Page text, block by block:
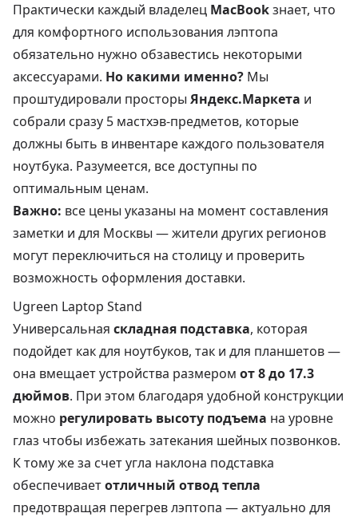
Практически каждый владелец MacBookзнает, что
для комфортного использования лэптопа
обязательно нужно обзавестись некоторыми
аксессуарами. Но какими именно? Мы
проштудировали просторы Яндекс.Маркета и
собрали сразу 5 мастхэв-предметов, которые
должны быть в инвентаре каждого пользователя
ноутбука. Разумеется, все доступны по
оптимальным ценам.
Важно: все цены указаны на момент составления
заметки и для Москвы — жители других регионов
могут переключиться на столицу и проверить
возможность оформления доставки.
Ugreen Laptop Stand
Универсальная складная подставка, которая
подойдет как для ноутбуков, так и для планшетов —
она вмещает устройства размером от 8 до 17.3
дюймов. При этом благодаря удобной конструкции
можно регулировать высоту подъема на уровне
глаз чтобы избежать затекания шейных позвонков.
К тому же за счет угла наклона подставка
обеспечиваетотличный отвод тепла
предотвращая перегрев лэптопа — актуально для